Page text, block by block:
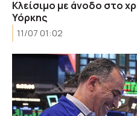
Κλείσιμο με άνοδο στο
Υόρκης
11/07 01:02